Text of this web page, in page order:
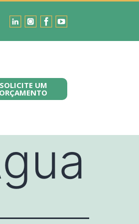
SOLICITE UM
ORÇAMENTO